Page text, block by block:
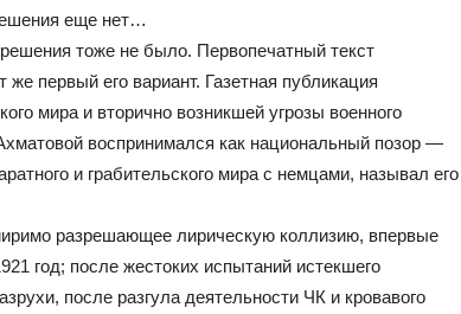
еще нет…
тоже не было. Первопечатный текст
первый его вариант. Газетная публикация
мира и вторично возникшей угрозы военного
воспринимался как национальный позор —
и грабительского мира с немцами, называл его
разрешающее лирическую коллизию, впервые
год; после жестоких испытаний истекшего
после разгула деятельности ЧК и кровавого